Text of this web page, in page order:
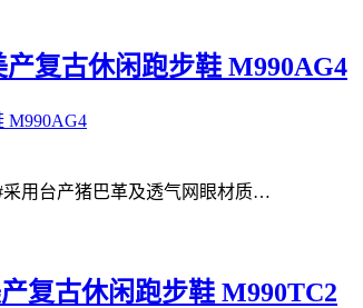
产复古休闲跑步鞋 M990AG4
采用台产猪巴革及透气网眼材质…
复古休闲跑步鞋 M990TC2